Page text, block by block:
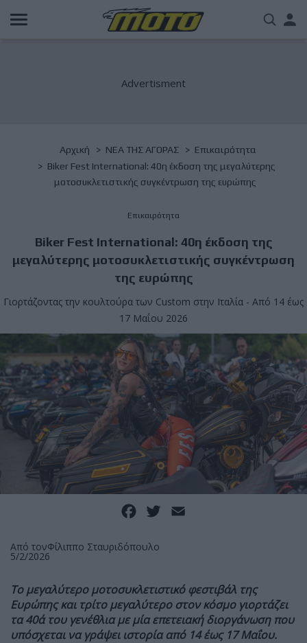
Παράκαμψη
προς
Breadcrumb
Αρχική NΕΑ ΤΗΣ ΑΓΟΡΑΣ
Επικαιρότητα
Biker Fest International: 40η έκδοση της μεγαλύτερης
μοτοσυκλετιστικής συγκέντρωση της ευρώπης
Επικαιρότητα
Biker Fest International: 40η έκδοση της
μεγαλύτερης μοτοσυκλετιστικής συγκέντρωση
της ευρώπης
Γιορτάζοντας την κουλτούρα των Custom στην Ιταλία - Από 14 έως
17 Μαΐου 2026
Facebook
Twitter
Από τονΦίλιππο Σταυριδόπουλο
5/2/2026
Το μεγαλύτερο μοτοσυκλετιστικό φεστιβάλ της
Ευρώπης και τρίτο μεγαλύτερο στον κόσμο γιορτάζει
τα 40ά του γενέθλια με μία επετειακή διοργάνωση που
υπόσχεται να γράψει ιστορία από 14 έως 17 Μαΐου.